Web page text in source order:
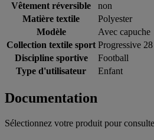
Vêtement réversible
non
Matière textile
Polyester
Modèle
Avec capuche
Collection textile sport Progressive 28
Discipline sportive
Football
Type d'utilisateur
Enfant
Documentation
Sélectionnez votre produit pour